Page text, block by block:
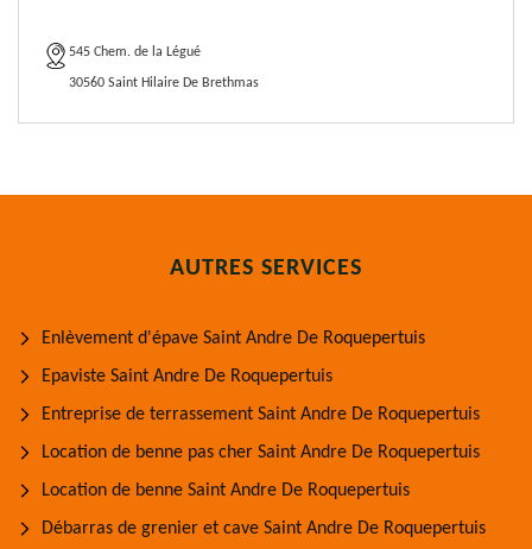
545 Chem. de la Légué
30560 Saint Hilaire De Brethmas
AUTRES SERVICES
Enlèvement d'épave Saint Andre De Roquepertuis
Epaviste Saint Andre De Roquepertuis
Entreprise de terrassement Saint Andre De Roquepertuis
Location de benne pas cher Saint Andre De Roquepertuis
Location de benne Saint Andre De Roquepertuis
Débarras de grenier et cave Saint Andre De Roquepertuis